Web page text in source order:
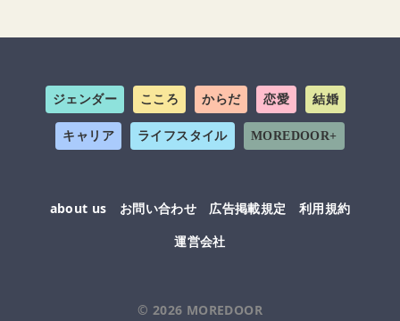
ジェンダー こころ からだ 恋愛 結婚
キャリア ライフスタイル MOREDOOR+
about us お問い合わせ 広告掲載規定
利用規約
運営会社
© 2026 MOREDOOR